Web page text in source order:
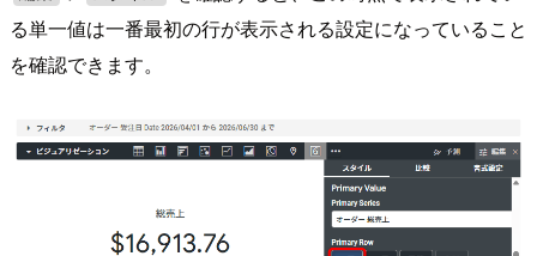
る単一値は一番最初の行が表示される設定になっていること
を確認できます。